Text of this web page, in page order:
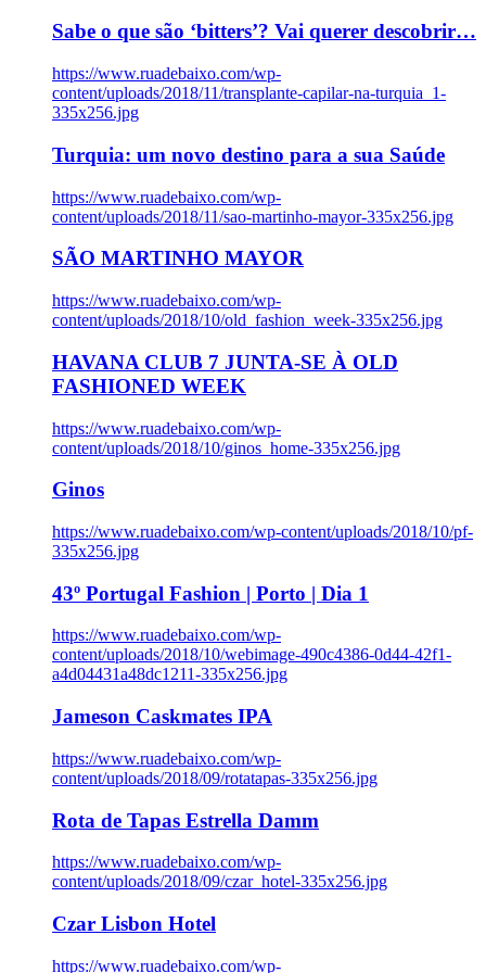
Sabe o que são ‘bitters’? Vai querer descobrir…
https://www.ruadebaixo.com/wp-
content/uploads/2018/11/transplante-capilar-na-turquia_1-
335x256.jpg
Turquia: um novo destino para a sua Saúde
https://www.ruadebaixo.com/wp-
content/uploads/2018/11/sao-martinho-mayor-335x256.jpg
SÃO MARTINHO MAYOR
https://www.ruadebaixo.com/wp-
content/uploads/2018/10/old_fashion_week-335x256.jpg
HAVANA CLUB 7 JUNTA-SE À OLD
FASHIONED WEEK
https://www.ruadebaixo.com/wp-
content/uploads/2018/10/ginos_home-335x256.jpg
Ginos
https://www.ruadebaixo.com/wp-content/uploads/2018/10/pf-
335x256.jpg
43º Portugal Fashion | Porto | Dia 1
https://www.ruadebaixo.com/wp-
content/uploads/2018/10/webimage-490c4386-0d44-42f1-
a4d04431a48dc1211-335x256.jpg
Jameson Caskmates IPA
https://www.ruadebaixo.com/wp-
content/uploads/2018/09/rotatapas-335x256.jpg
Rota de Tapas Estrella Damm
https://www.ruadebaixo.com/wp-
content/uploads/2018/09/czar_hotel-335x256.jpg
Czar Lisbon Hotel
https://www.ruadebaixo.com/wp-